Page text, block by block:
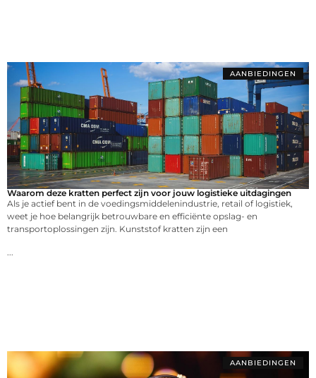
AANBIEDINGEN
Waarom deze kratten perfect zijn voor jouw logistieke uitdagingen
Als je actief bent in de voedingsmiddelenindustrie, retail of logistiek,
weet je hoe belangrijk betrouwbare en efficiënte opslag- en
transportoplossingen zijn. Kunststof kratten zijn een
AANBIEDINGEN